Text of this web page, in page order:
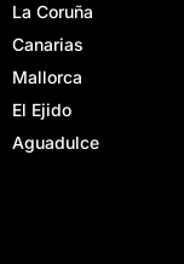
La Coruña
Canarias
Mallorca
El Ejido
Aguadulce